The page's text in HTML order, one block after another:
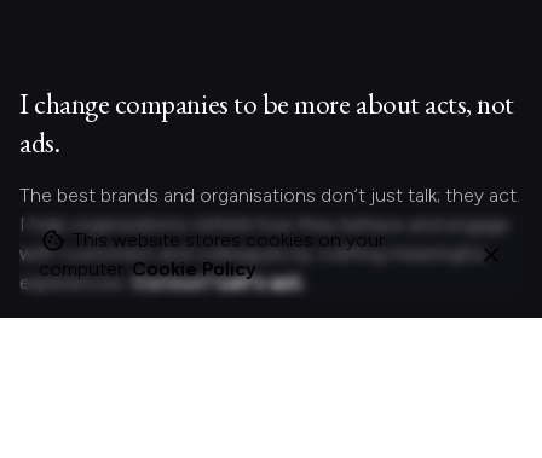
I change companies to be more about acts, not
ads.
The best brands and organisations don’t just talk; they act.
I help organizations rethink how they behave and engage
with customers and colleagues by crafting meaningful
experiences. Curious?Let's act.
This website stores cookies on your
computer. Cookie Policy